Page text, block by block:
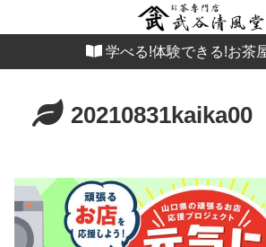
学べる!体験できる!お茶
20210831kaika00